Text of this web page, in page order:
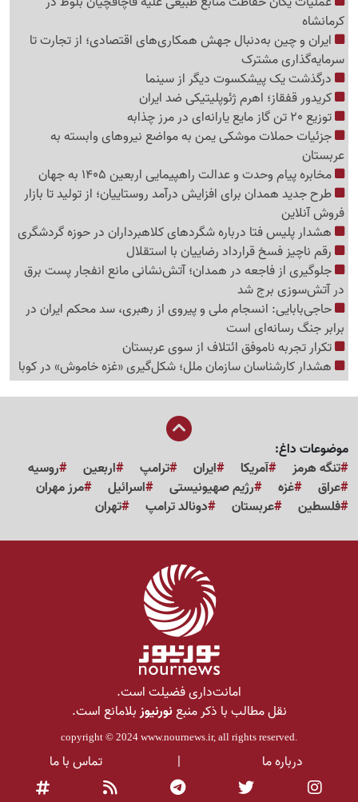
کرمانشاه
ایران و چین به‌دنبال جهش همکاری‌های اقتصادی؛ از تجارت تا
سرمایه‌گذاری مشترک
درگذشت یک پیشکسوت دیگر از سینما
کریدور قفقاز؛ اهرم ژئوپلیتیکی ضد ایران
توزیع 20 تن گاز مایع یارانه‌ای در مرز چذابه
جزئیات حملات موشکی یمن به مواضع نیروهای وابسته به
عربستان
مخابره پیام وحدت و عدالت راهپیمایی اربعین 1405 به جهان
طرح جدید همدان برای افزایش درآمد روستاییان؛ از تولید تا بازار
فروش آنلاین
هشدار پلیس فتا درباره شگردهای کلاهبرداران در حوزه گردشگری
رقم ناچیز فسخ قرارداد رضاییان با استقلال
جلوگیری از فاجعه در همدان؛ آتش‌نشانی مانع انفجار پست برق
در آتش‌سوزی برج شد
حاجی‌بابایی: انسجام ملی و پیروی از رهبری، سد محکم ایران در
برابر جنگ رسانه‌ای است
تکرار تجربه ناموفق ائتلاف از سوی عربستان
هشدار کارشناسان سازمان ملل؛ شکل‌گیری «غزه‌ خاموش» در کوبا
موضوعات داغ:
تنگه هرمز
آمریکا ایران ترامپ اربعین
روسیه
عراق
غزه رژیم صهیونیستی اسرائیل
مرز مهران
فلسطین
عربستان دونالد ترامپ تهران
امانت‌داری فضیلت است.
نقل مطالب با ذکر منبعنورنیوزبلامانع است.
copyright © 2024 www.nournews.ir, all rights reserved.
درباره ما | تماس با ما